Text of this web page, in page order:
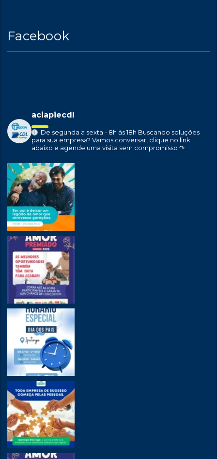
Facebook
aciapiecdl
De segunda a sexta - 8h às 18h Buscando soluções
para sua empresa? Vamos conversar, clique no link
abaixo e agende uma visita sem compromisso ↷